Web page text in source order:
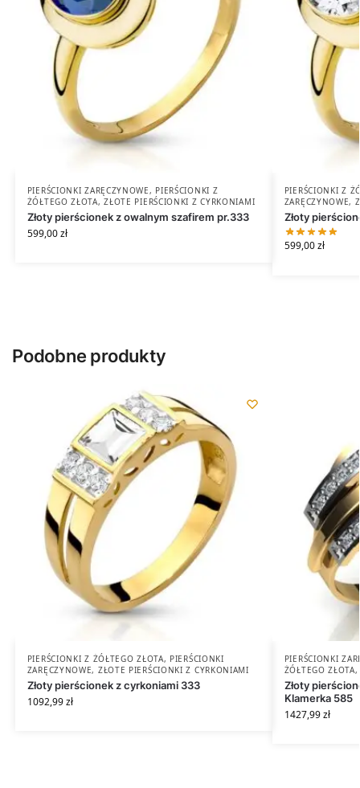
PIERŚCIONKI ZARĘCZYNOWE, PIERŚCIONKI Z
ŻÓŁTEGO ZŁOTA,ZŁOTE PIERŚCIONKI Z CYRKONIAMI
Złoty pierścionek z owalnym szafirem pr.333
599,00zł
PIERŚCIONKI Z
ZARĘCZYNOWE,
Złoty
599,00zł
Podobne produkty
PIERŚCIONKI Z ŻÓŁTEGO ZŁOTA, PIERŚCIONKI
ZARĘCZYNOWE, ZŁOTE PIERŚCIONKI Z CYRKONIAMI
Złoty pierścionek z cyrkoniami 333
1092,99zł
PIERŚCIONKI
ŻÓŁTEGO ZŁOTA
Złoty
Klamerka 585
1427,99zł